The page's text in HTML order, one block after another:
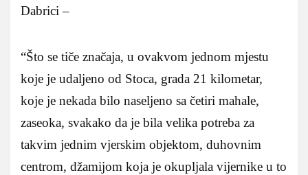
Dabrici –
“Što se tiče značaja, u ovakvom jednom mjestu
koje je udaljeno od Stoca, grada 21 kilometar,
koje je nekada bilo naseljeno sa četiri mahale,
zaseoka, svakako da je bila velika potreba za
takvim jednim vjerskim objektom, duhovnim
centrom, džamijom koja je okupljala vijernike u to